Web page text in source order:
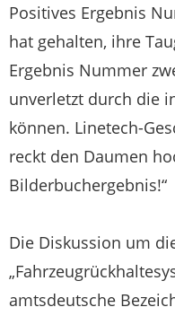
Positives Ergebnis
hat gehalten, ihre
Ergebnis Nummer
unverletzt durch die
können. Linetech-
reckt den Daumen
Bilderbuchergebnis!“
Die Diskussion um
amtsdeutsche